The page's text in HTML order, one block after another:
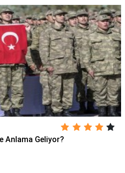
Anlama Geliyor?